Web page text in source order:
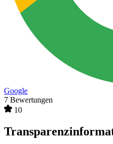
Google
7 Bewertungen
10